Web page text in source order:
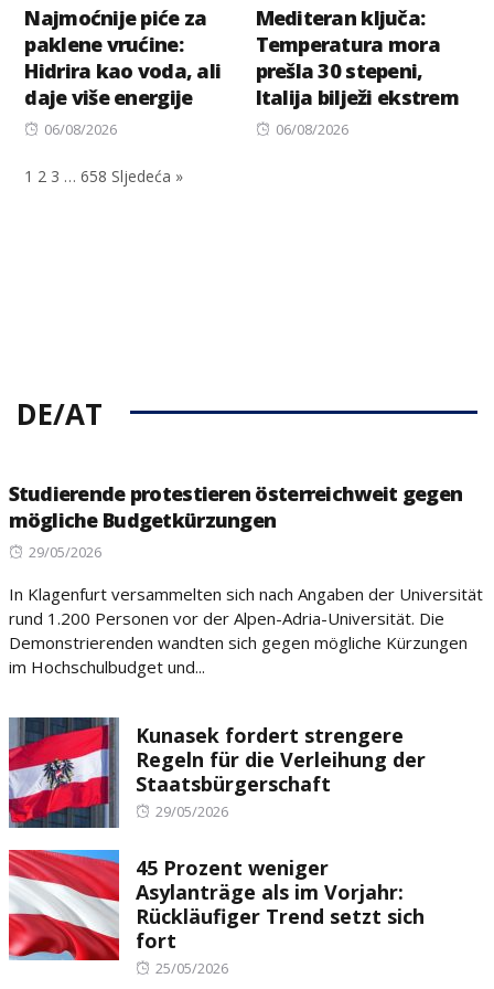
Najmoćnije piće za
paklene vrućine:
Hidrira kao voda, ali
daje više energije
Posted
06/08/2026
Mediteran ključa:
Temperatura mora
prešla 30 stepeni,
Italija bilježi ekstrem
Posted
06/08/2026
1 2 3 … 658 Sljedeća »
DE/AT
Studierende protestieren österreichweit gegen
mögliche Budgetkürzungen
Posted
29/05/2026
In Klagenfurt versammelten sich nach Angaben der Universität
rund 1.200 Personen vor der Alpen-Adria-Universität. Die
Demonstrierenden wandten sich gegen mögliche Kürzungen
im Hochschulbudget und...
Kunasek fordert strengere
Regeln für die Verleihung der
Staatsbürgerschaft
Posted
29/05/2026
45 Prozent weniger
Asylanträge als im Vorjahr:
Rückläufiger Trend setzt sich
fort
Posted
25/05/2026